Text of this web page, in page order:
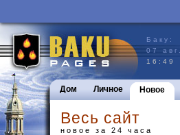
Баку:
07 авг.
16:49
Дом Личное Новое
Весь сайт
новое за 24 часа